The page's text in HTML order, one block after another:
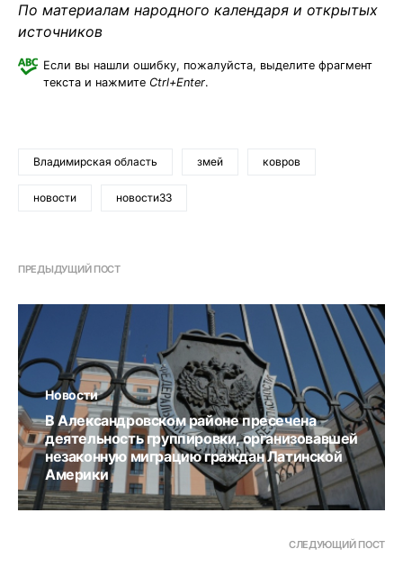
По материалам народного календаря и открытых
источников
Если вы нашли ошибку, пожалуйста, выделите фрагмент
текста и нажмите Ctrl+Enter.
Владимирская область змей ковров
новости новости33
ПРЕДЫДУЩИЙ ПОСТ
Новости
В Александровском районе пресечена
деятельность группировки, организовавшей
незаконную миграцию граждан Латинской
Америки
СЛЕДУЮЩИЙ ПОСТ